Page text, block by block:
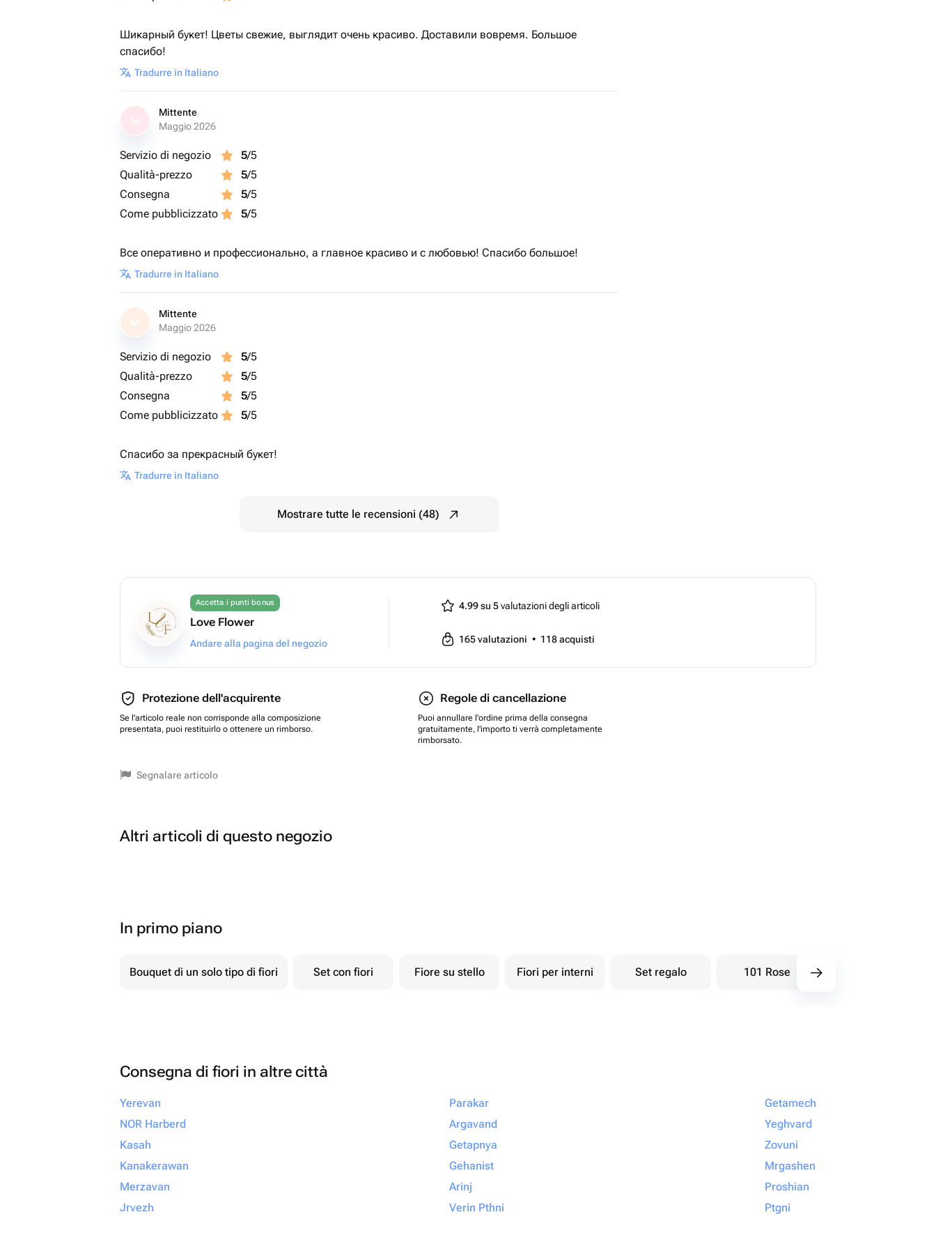
Шикарный букет! Цветы свежие, выглядит очень красиво. Доставили вовремя. Большое
спасибо!
Tradurre in Italiano
Mittente
Maggio 2026
Servizio di negozio 5/5
Qualità-prezzo
5/5
Consegna
5/5
Come pubblicizzato
5/5
Все оперативно и профессионально, а главное красиво и с любовью! Спасибо большое!
Tradurre in Italiano
M
Mittente
Maggio 2026
Servizio di negozio 5/5
Qualità-prezzo
5/5
Consegna
5/5
Come pubblicizzato
5/5
Спасибо за прекрасный букет!
Tradurre in Italiano
Mostrare tutte le recensioni (48)
Accetta i punti bonus
Love Flower
Andare alla pagina del negozio
4.99 su 5valutazioni degli articoli
165valutazioni • 118acquisti
Protezione dell'acquirente
Se l'articolo reale non corrisponde alla composizione
presentata, puoi restituirlo o ottenere un rimborso.
Regole di cancellazione
Puoi annullare l'ordine prima della consegna
gratuitamente, l'importo ti verrà completamente
rimborsato.
Segnalare articolo
Altri articoli di questo negozio
In primo piano
Bouquet di un solo tipo di fiori Set con fiori Fiore su stello Fiori per interni Set regalo 101 Rose
Consegna di fiori in altre città
Yerevan
NOR Harberd
Kasah
Kanakerawan
Merzavan
Jrvezh
Parakar
Argavand
Getapnya
Gehanist
Arinj
Verin Pthni
Getamech
Yeghvard
Zovuni
Mrgashen
Proshian
Ptgni